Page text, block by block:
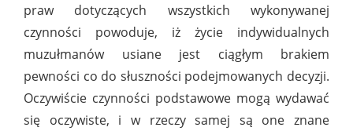
praw dotyczących wszystkich wykonywanej
czynności powoduje, iż życie indywidualnych
muzułmanów usiane jest ciągłym brakiem
pewności co do słuszności podejmowanych decyzji.
Oczywiście czynności podstawowe mogą wydawać
się oczywiste, i w rzeczy samej są one znane